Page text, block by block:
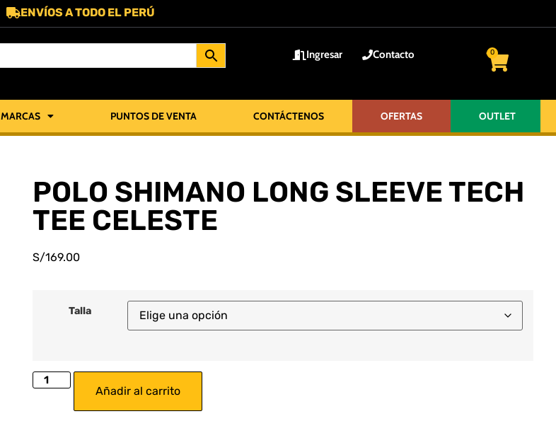
ENVÍOS A TODO EL PERÚ
Ingresar Contacto 0
MARCAS PUNTOS DE VENTA CONTÁCTENOS OFERTAS OUTLET
POLO SHIMANO LONG SLEEVE TECH
TEE CELESTE
S/169.00
Talla
Añadir al carrito